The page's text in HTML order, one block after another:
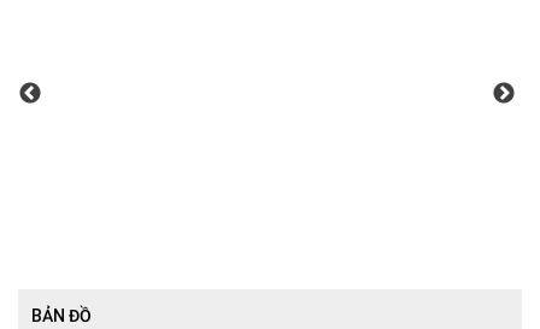
BẢN ĐỒ